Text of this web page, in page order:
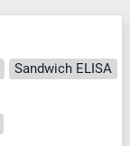
Sandwich ELISA